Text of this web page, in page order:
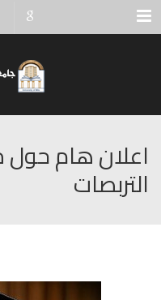
Menu
اعلان هام حول
التربصات‎